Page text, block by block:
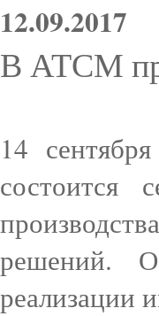
12.09.2017
В АТСМ
14
состоится
решений.
реализации